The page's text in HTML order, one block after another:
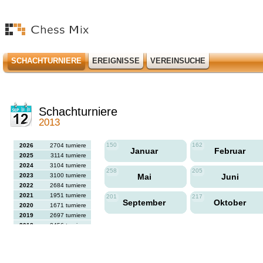
SCHACHTURNIERE EREIGNISSE VEREINSUCHE
Schachturniere
2013
2026
2704 turniere
2025
3114 turniere
2024
3104 turniere
2023
3100 turniere
2022
2684 turniere
2021
1951 turniere
2020
1671 turniere
2019
2697 turniere
2018
2456 turniere
150
Januar
162
Februar
258
Mai
205
Juni
201
September
217
Oktober